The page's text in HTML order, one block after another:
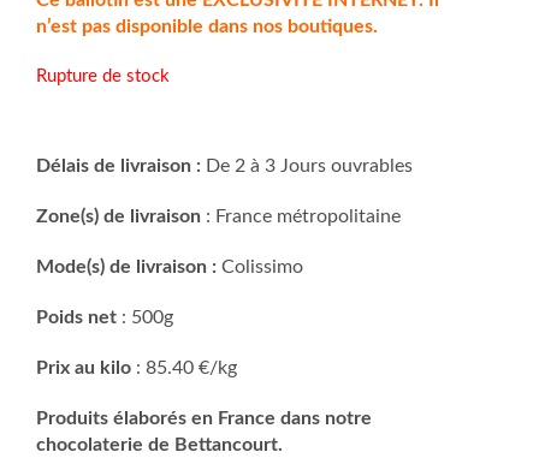
n’est pas disponible dans nos boutiques.
Rupture de stock
Délais de livraison : De 2 à 3 Jours ouvrables
Zone(s) de livraison : France métropolitaine
Mode(s) de livraison : Colissimo
Poids net : 500g
Prix au kilo : 85.40 €/kg
Produits élaborés en France dans notre
chocolaterie de Bettancourt.